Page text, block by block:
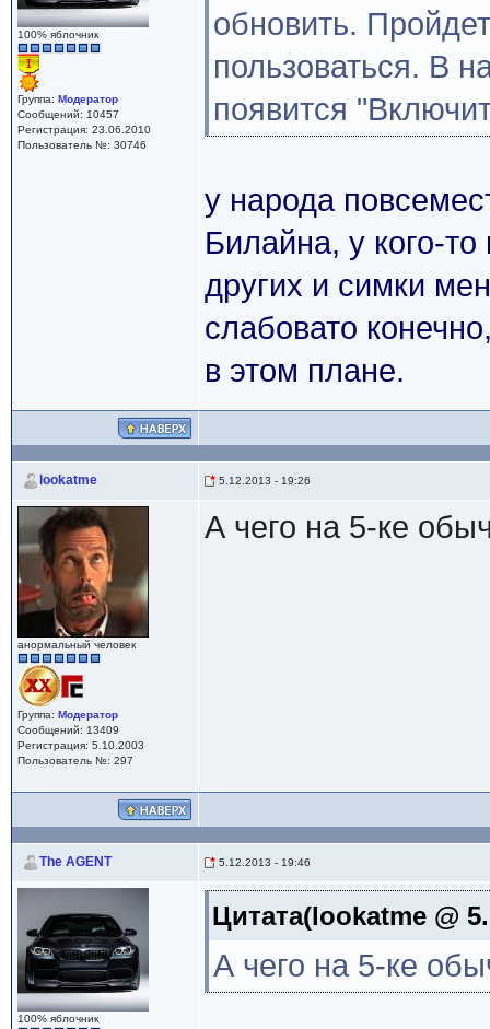
100% яблочник
Группа: Модератор
Сообщений: 10457
Регистрация: 23.06.2010
Пользователь №: 30746
обновить.
пользоваться. В
появится
у народа
Билайна, у кого-
других и симки
слабовато
в этом плане.
lookatme 5.12.2013 - 19:26
анормальный человек
Группа: Модератор
Сообщений: 13409
Регистрация: 5.10.2003
Пользователь №: 297
А чего на 5-ке
The AGENT 5.12.2013 - 19:46
100% яблочник
Цитата(lookatme @
А чего на 5-ке